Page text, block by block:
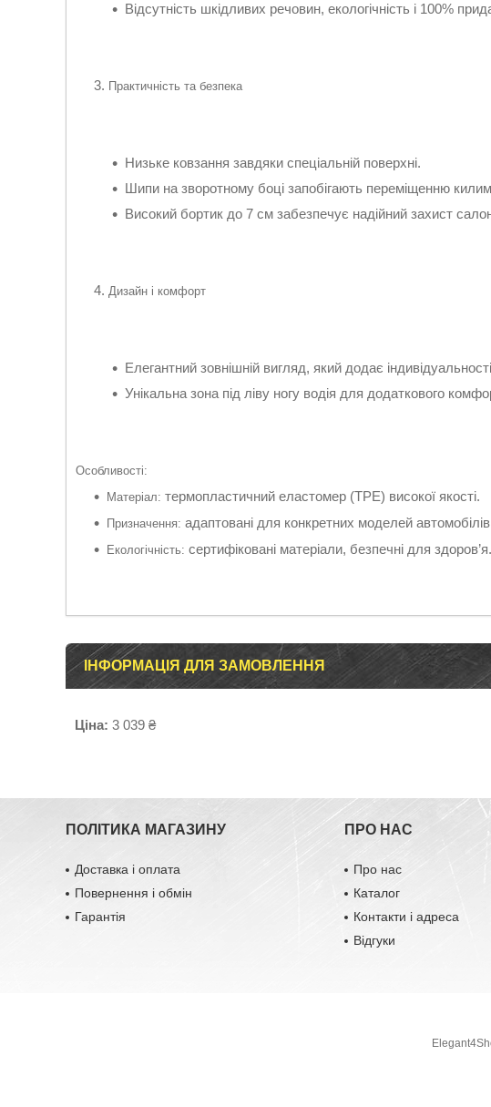
Відсутність шкідливих речовин, екологічність і 100%
Практичність та безпека
Низьке ковзання завдяки спеціальній поверхні.
Шипи на зворотному боці запобігають переміщенню
Високий бортик до 7 см забезпечує надійний захист
Дизайн і комфорт
Елегантний зовнішній вигляд, який додає
Унікальна зона під ліву ногу водія для додаткового
Особливості:
Матеріал: термопластичний еластомер (TPE) високої якості.
Призначення: адаптовані для конкретних моделей
Екологічність: сертифіковані матеріали, безпечні для здоров’я.
ІНФОРМАЦІЯ ДЛЯ ЗАМОВЛЕННЯ
Ціна: 3 039 ₴
ПОЛІТИКА МАГАЗИНУ
Доставка і оплата
Повернення і обмін
Гарантія
ПРО НАС
Про нас
Каталог
Контакти і адреса
Відгуки